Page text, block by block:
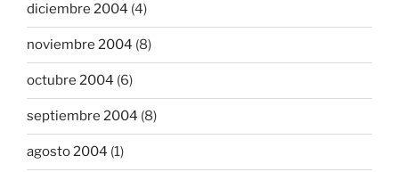
diciembre 2004 (4)
noviembre 2004 (8)
octubre 2004 (6)
septiembre 2004 (8)
agosto 2004 (1)